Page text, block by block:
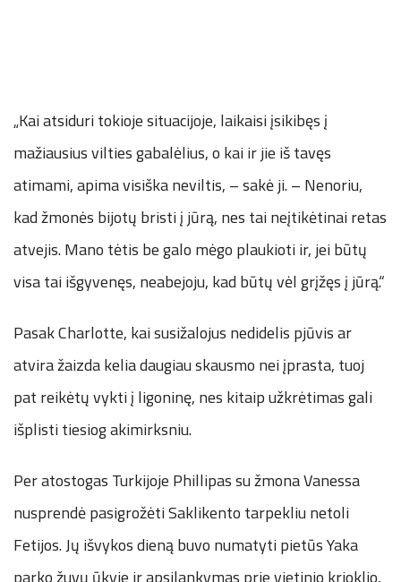
„Kai atsiduri tokioje situacijoje, laikaisi įsikibęs į
mažiausius vilties gabalėlius, o kai ir jie iš tavęs
atimami, apima visiška neviltis, – sakė ji. – Nenoriu,
kad žmonės bijotų bristi į jūrą, nes tai neįtikėtinai retas
atvejis. Mano tėtis be galo mėgo plaukioti ir, jei būtų
visa tai išgyvenęs, neabejoju, kad būtų vėl grįžęs į jūrą.“
Pasak Charlotte, kai susižalojus nedidelis pjūvis ar
atvira žaizda kelia daugiau skausmo nei įprasta, tuoj
pat reikėtų vykti į ligoninę, nes kitaip užkrėtimas gali
išplisti tiesiog akimirksniu.
Per atostogas Turkijoje Phillipas su žmona Vanessa
nusprendė pasigrožėti Saklikento tarpekliu netoli
Fetijos. Jų išvykos dieną buvo numatyti pietūs Yaka